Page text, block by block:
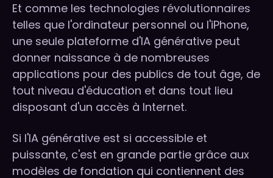
Et comme les technologies révolutionnaires
telles que l'ordinateur personnel ou l'iPhone,
une seule plateforme d'IA générative peut
donner naissance à de nombreuses
applications pour des publics de tout âge, de
tout niveau d'éducation et dans tout lieu
disposant d'un accès à Internet.
Si l'IA générative est si accessible et
puissante, c'est en grande partie grâce aux
modèles de fondation qui contiennent des